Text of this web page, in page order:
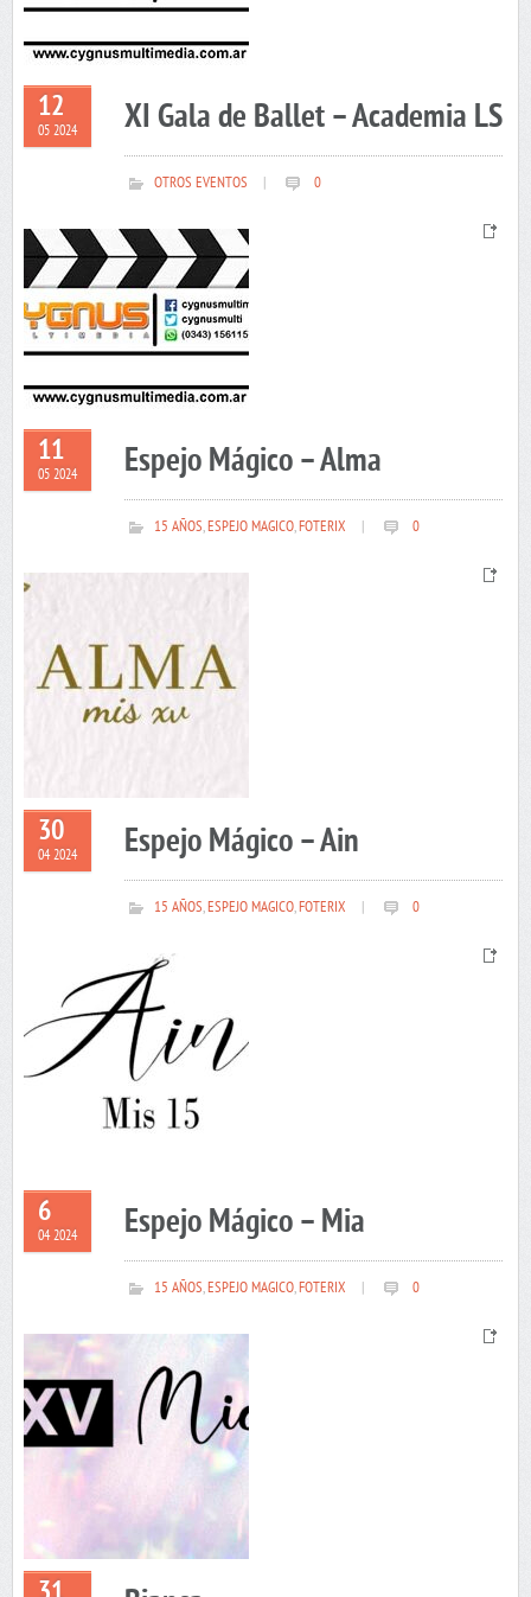
12
05 2024 XI Gala de Ballet – Academia LS
OTROS EVENTOS 0
11
05 2024 Espejo Mágico – Alma
15 AÑOS,ESPEJO MAGICO,FOTERIX 0
30
04 2024 Espejo Mágico – Ain
15 AÑOS,ESPEJO MAGICO,FOTERIX 0
6
04 2024 Espejo Mágico – Mia
15 AÑOS,ESPEJO MAGICO,FOTERIX 0